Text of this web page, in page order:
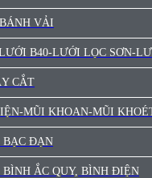
VẢI
B40-LƯỚI LỌC SƠN-
CẮT
MŨI KHOAN-MŨI
BẠC ĐẠN
ẮC QUY, BÌNH ĐIỆN